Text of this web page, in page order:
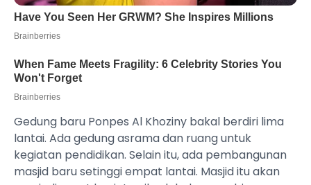
Gedung baru Ponpes Al Khoziny bakal berdiri lima
lantai. Ada gedung asrama dan ruang untuk
kegiatan pendidikan. Selain itu, ada pembangunan
masjid baru setinggi empat lantai. Masjid itu akan